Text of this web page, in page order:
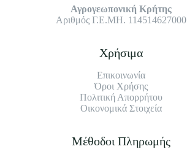
Αγρογεωπονική Κρήτης
Αριθμός Γ.Ε.ΜΗ. 114514627000
Χρήσιμα
Επικοινωνία
Όροι Χρήσης
Πολιτική Απορρήτου
Οικονομικά Στοιχεία
Μέθοδοι Πληρωμής